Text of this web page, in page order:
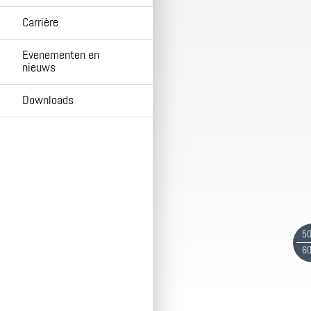
Carrière
Evenementen en
nieuws
Downloads